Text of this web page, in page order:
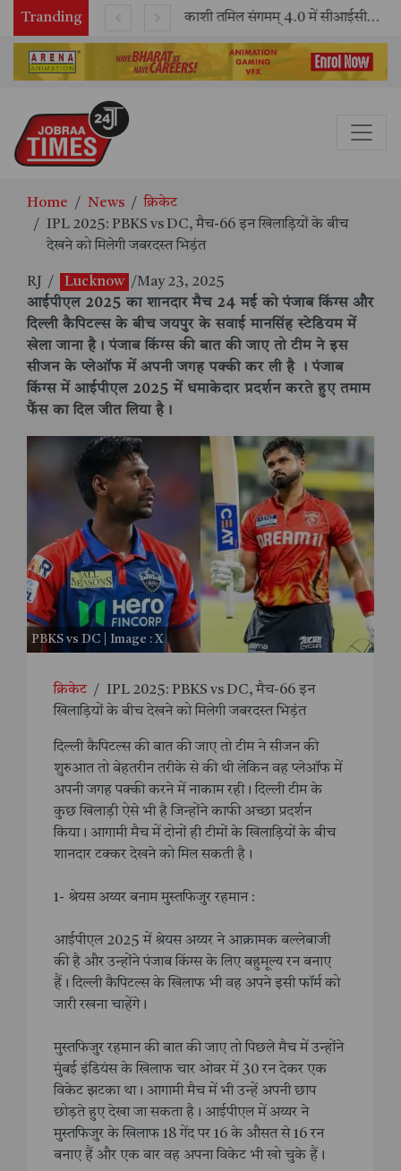
Tranding काशी तमिल संगमम् 4.0 में सीआईसीटी का स्टॉल बना तमिल भाषा और संस्कृति का केंद्र, ‘तमिल करकलाम’ से सीखना हुआ सरल
Home News
क्रिकेट
IPL 2025: PBKS vs DC, मैच-66 इन खिलाड़ियों के बीच
देखने को मिलेगी जबरदस्त भिड़ंत
RJ / Lucknow /May 23, 2025
आईपीएल 2025 का शानदार मैच 24 मई को पंजाब किंग्स और
दिल्ली कैपिटल्स के बीच जयपुर के सवाई मानसिंह स्टेडियम में
खेला जाना है। पंजाब किंग्स की बात की जाए तो टीम ने इस
सीजन के प्लेऑफ में अपनी जगह पक्की कर ली है । पंजाब
किंग्स में आईपीएल 2025 में धमाकेदार प्रदर्शन करते हुए तमाम
फैंस का दिल जीत लिया है।
PBKS vs DC | Image : X
क्रिकेट / IPL 2025: PBKS vs DC, मैच-66 इन
खिलाड़ियों के बीच देखने को मिलेगी जबरदस्त भिड़ंत
दिल्ली कैपिटल्स की बात की जाए तो टीम ने सीजन की
शुरुआत तो बेहतरीन तरीके से की थी लेकिन वह प्लेऑफ में
अपनी जगह पक्की करने में नाकाम रही। दिल्ली टीम के
कुछ खिलाड़ी ऐसे भी है जिन्होंने काफी अच्छा प्रदर्शन
किया। आगामी मैच में दोनों ही टीमों के खिलाड़ियों के बीच
शानदार टक्कर देखने को मिल सकती है।
1- श्रेयस अय्यर बनाम मुस्तफिजुर रहमान :
आईपीएल 2025 में श्रेयस अय्यर ने आक्रामक बल्लेबाजी
की है और उन्होंने पंजाब किंग्स के लिए बहुमूल्य रन बनाए
हैं। दिल्ली कैपिटल्स के खिलाफ भी वह अपने इसी फॉर्म को
जारी रखना चाहेंगे।
मुस्तफिजुर रहमान की बात की जाए तो पिछले मैच में उन्होंने
मुंबई इंडियंस के खिलाफ चार ओवर में 30 रन देकर एक
विकेट झटका था। आगामी मैच में भी उन्हें अपनी छाप
छोड़ते हुए देखा जा सकता है। आईपीएल में अय्यर ने
मुस्तफिजुर के खिलाफ 18 गेंद पर 16 के औसत से 16 रन
बनाए हैं और एक बार वह अपना विकेट भी खो चुके हैं।